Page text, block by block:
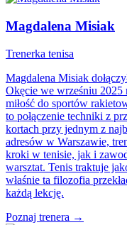
Magdalena Misiak
Trenerka tenisa
Magdalena Misiak
Okęcie we wrześniu 2025
miłość do sportów
to połączenie techniki z
kortach przy jednym z
adresów w Warszawie,
kroki w tenisie, jak i
warsztat. Tenis traktuje
właśnie ta filozofia
każdą lekcję.
Poznaj trenera →